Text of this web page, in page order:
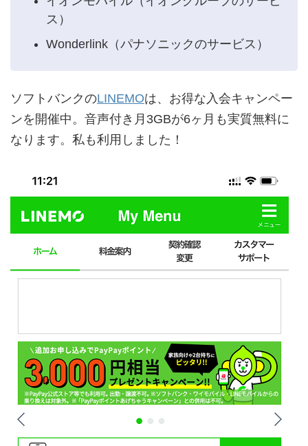
ス）
Wonderlink（パナソニックのサービス）
ソフトバンクのLINEMOは、お得な入会キャンペー
ンを開催中。音声付き月3GBが6ヶ月も実質無料に
なります。私も利用しました！